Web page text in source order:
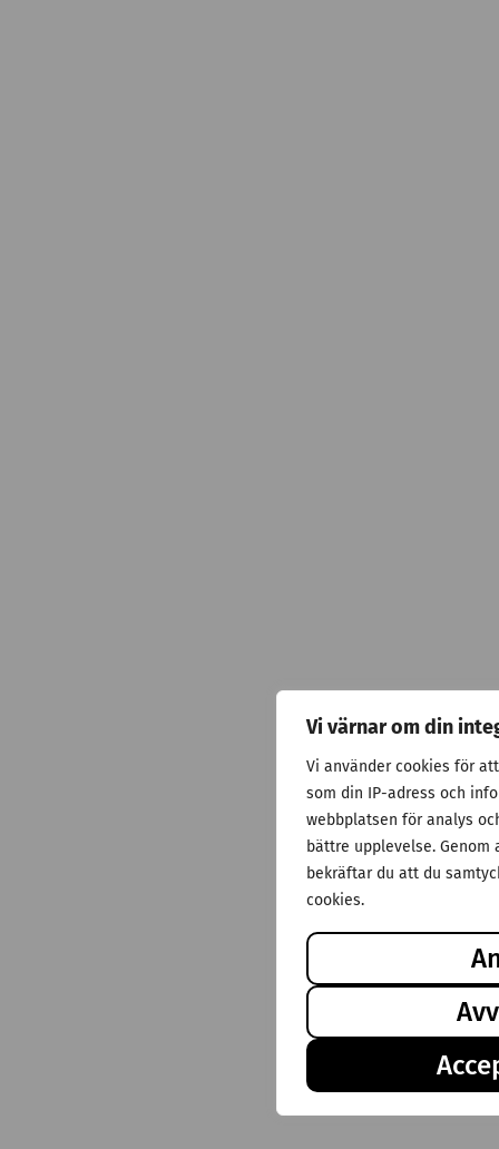
Vi värnar om din
Vi använder cookies för
som din IP-adress och
webbplatsen för analys
bättre upplevelse.
bekräftar du att du
cookies.